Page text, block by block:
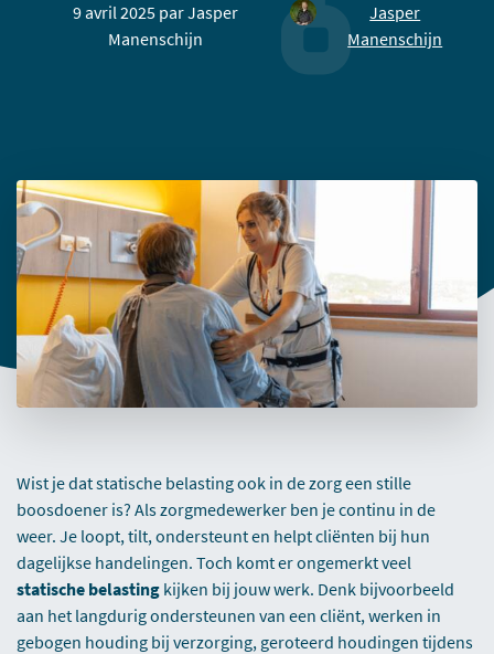
9 avril 2025 parJasper
Manenschijn
Jasper
Manenschijn
Wist je dat statische belasting ook in de zorg een stille
boosdoener is? Als zorgmedewerker ben je continu in de
weer. Je loopt, tilt, ondersteunt en helpt cliënten bij hun
dagelijkse handelingen. Toch komt er ongemerkt veel
statische belasting kijken bij jouw werk. Denk bijvoorbeeld
aan het langdurig ondersteunen van een cliënt, werken in
gebogen houding bij verzorging, geroteerd houdingen tijdens